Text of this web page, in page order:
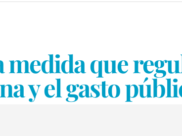
que
y el gasto